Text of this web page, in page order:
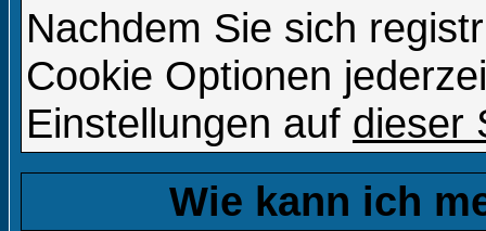
Nachdem Sie sich
Cookie Optionen
Einstellungen auf dieser
Wie kann ich